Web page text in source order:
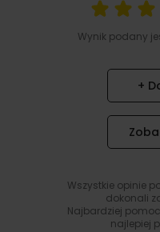
Wynik podany
+
Wszystkie opinie
dokonali
Najbardziej
najlepiej